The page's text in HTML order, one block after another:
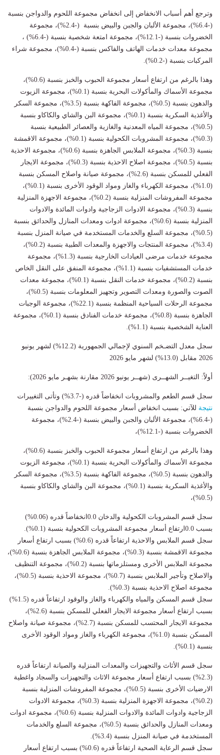
وترجع أهم أسباب الانخفاض إلى انخفاض مجموعة اللحوم والدواجن بنسبة
(-6.4%)، مجموعة الألبان والجبن والبيض بنسبة (-2.4%)، مجموعة
الخضروات بنسبة (-12.1%)، مجموعة امتعة شخصية بنسبة (-6.4%) ،
مجموعة معدات خدمات الهاتف والفاكس بنسبة (-0.4%)، مجموعة شراء
المركبات بنسبة (-0.2%).
وهذا بالرغم من ارتفاع أسعار مجموعة الحبوب والخبز بنسبة (0.6%)،
مجموعة الأسماك والمأكولات البحرية بنسبة (0.1%)، مجموعة الزيوت
والدهون بنسبة (0.5%)، مجموعة الفاكهة بنسبة (3.5%)، مجموعة السكر
والأغذية السكرية بنسبة (0.1%)، مجموعة البن والشاي والكاكاو بنسبة
(0.5%)، مجموعة المياه المعدنية والغازية والعصائر الطبيعية بنسبة
(0.3%)، مجموعة المشروبات الكحولية بنسبة (0.1%)، مجموعة الاقمشة
بنسبة (0.3%)، مجموعة الملابس الجاهزة بنسبة (0.6%)، مجموعة الاحذية
بنسبة (0.5%)، مجموعة اصلاح الاحذية بنسبة (0.3%)، مجموعة الايجار
الفعلي للمسكن بنسبة (2.6%)، مجموعة صيانة واصلاح المسكن بنسبة
(1.0%)، مجموعة الكهرباء والغاز ومواد الوقود الأخرى بنسبة (0.1%)،
مجموعة المفروشات المنزلية بنسبة (0.2%)، مجموعة الاجهزة المنزلية
بنسبة (0.3%)، مجموعة الادوات الزجاجية وادوات المائدة والادوات
المنزلية بنسبة (0.6%)، مجموعة ادوات ومعدات المنازل والحدائق بنسبة
(0.5%)، مجموعة السلع والخدمات المستخدمة في صيانة المنزل بنسبة
(3.4%)، مجموعة المنتجات والاجهزة والمعدات الطبية بنسبة (0.2%)،
مجموعة خدمات مرضى العيادات الخارجية بنسبة (1.3%)، مجموعة
خدمات المستشفيات بنسبة (1.1%)، مجموعة المنفق على النقل الخاص
بنسبة (0.2%)، مجموعة خدمات النقل بنسبة (0.1%)، مجموعة معدات
الصوت والصورة ومعدات التصوير وتجهيز المعلومات بنسبة (0.5%)،
مجموعة الرحلات السياحية المنظمة بنسبة (22.1%)، مجموعة الوجبات
الجاهزة بنسبة (0.8%)، مجموعة خدمات الفنادق بنسبة (0.1%)، مجموعة
العناية الشخصية بنسبة (1.1%).
سجل معدل التضـخم السنوي لإجمالي الجمهورية (12.2%) لشهر يونيو
2026 مقابل (13.0%) لشهر مايو 2026
أولاً: التغيــر الشهــرى (شهــر يونيو 2026 مقارنة بشهـر مايو 2026):
سجل قسم الطعم والمشروبات انخفاضاً قدره (-3.7%) وتأتى التغييرات
نتيجة للآتي: بسبب انخفاض أسعار مجموعة اللحوم والدواجن بنسبة
(-6.4%)، مجموعة الألبان والجبن والبيض بنسبة (-2.4%)، مجموعة
الخضروات بنسبة (-12.1%)،
وهذا بالرغم من ارتفاع أسعار مجموعة الحبوب والخبز بنسبة (0.6%)،
مجموعة الأسماك والمأكولات البحرية بنسبة (0.1%)، مجموعة الزيوت
والدهون بنسبة (0.5%)، مجموعة الفاكهة بنسبة (3.5%)، مجموعة السكر
والأغذية السكرية بنسبة (0.1%)، مجموعة البن والشاي والكاكاو بنسبة
(0.5%)،
سجل قسم المشروبات الكحولية والدخان 0.0انخفاضاً قدره (0.06%)
بسبب 0.0ارتفاع أسعار مجموعة المشروبات الكحولية بنسبة (0.1%).
سجل قسم الملابس والاحذية ارتفاعاً قدره (0.6%) بسبب ارتفاع أسعار
مجموعة الاقمشة بنسبة (0.3%)، مجموعة الملابس الجاهزة بنسبة (0.6%)،
مجموعة الملابس الأخرى ومستلزماتها بنسبة (0.2%)، مجموعة التنظيف
والاصلاح وتأجير الملابس بنسبة (0.7%)، مجموعة الاحذية بنسبة (0.5%)،
مجموعة اصلاح الاحذية بنسبة (0.3%).
سجل قسم المسكن والمياه والكهرباء والغاز والوقود ارتفاعاً قدره (1.5%)
بسبب ارتفاع أسعار مجموعة الايجار الفعلي للمسكن بنسبة (2.6%)،
مجموعة الايجار المحتسب للمسكن بنسبة (2.7%)، مجموعة صيانة واصلاح
المسكن بنسبة (1.0%)، مجموعة الكهرباء والغاز ومواد الوقود الأخرى
بنسبة (0.1%).
سجل قسم الأثاث والتجهيزات والمعدات المنزلية والصيانة ارتفاعاً قدره
(2.3%) بسبب ارتفاع أسعار مجموعة الاثاث والتجهيزات والسجاد واغطية
الارضيات الأخرى بنسبة (0.5%)، مجموعة المفروشات المنزلية بنسبة
(0.2%)، مجموعة الاجهزة المنزلية بنسبة (0.3%)، مجموعة الادوات
الزجاجية وادوات المائدة والادوات المنزلية بنسبة (0.6%)، مجموعة ادوات
ومعدات المنازل والحدائق بنسبة (0.5%)، مجموعة السلع والخدمات
المستخدمة في صيانة المنزل بنسبة (3.4%).
سجل قسم الرعاية الصحية ارتفاعاً قدره (0.6%) بسبب ارتفاع أسعار